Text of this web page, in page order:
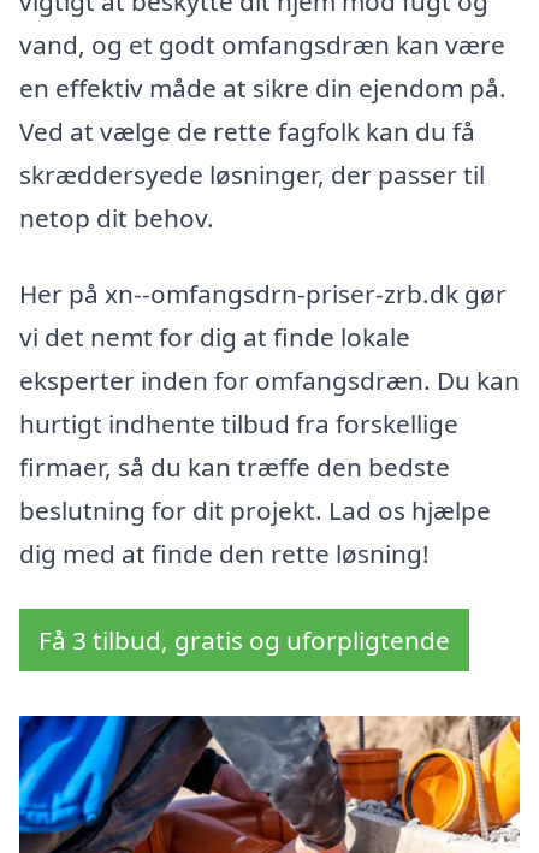
vand, og et godt omfangsdræn kan være
en effektiv måde at sikre din ejendom på.
Ved at vælge de rette fagfolk kan du få
skræddersyede løsninger, der passer til
netop dit behov.
Her på xn--omfangsdrn-priser-zrb.dk gør
vi det nemt for dig at finde lokale
eksperter inden for omfangsdræn. Du kan
hurtigt indhente tilbud fra forskellige
firmaer, så du kan træffe den bedste
beslutning for dit projekt. Lad os hjælpe
dig med at finde den rette løsning!
Få 3 tilbud, gratis og uforpligtende